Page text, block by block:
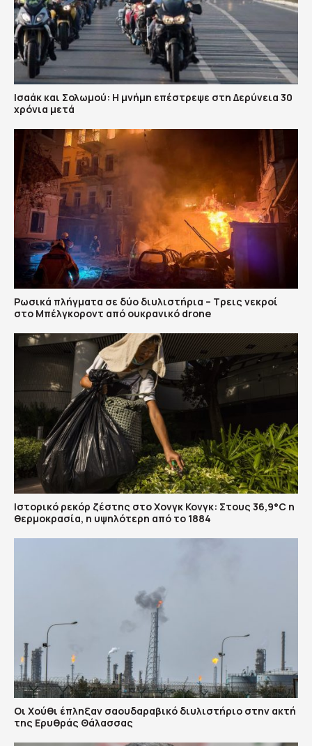
Ισαάκ και Σολωμού: Η μνήμη επέστρεψε στη Δερύνεια 30
χρόνια μετά
Ρωσικά πλήγματα σε δύο διυλιστήρια – Τρεις νεκροί
στο Μπέλγκοροντ από ουκρανικό drone
Ιστορικό ρεκόρ ζέστης στο Χονγκ Κονγκ: Στους 36,9°C η
θερμοκρασία, η υψηλότερη από το 1884
Οι Χούθι έπληξαν σαουδαραβικό διυλιστήριο στην ακτή
της Ερυθράς Θάλασσας